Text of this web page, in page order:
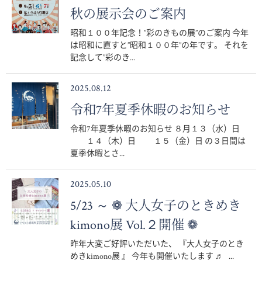
秋の展示会のご案内
昭和１００年記念！”彩のきもの展”のご案内 今年
は昭和に直すと”昭和１００年”の年です。 それを
記念して”彩のき...
2025.08.12
令和7年夏季休暇のお知らせ
令和7年夏季休暇のお知らせ ８月１３（水）日
１４（木）日 １５（金）日 の３日間は
夏季休暇とさ...
2025.05.10
5/23 ～ ❁ 大人女子のときめき
kimono展 Vol.２開催 ❁
昨年大変ご好評いただいた、 『大人女子のとき
めきkimono展 』 今年も開催いたします ♬ ...